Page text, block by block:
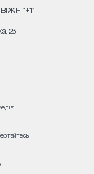
1+1"
23